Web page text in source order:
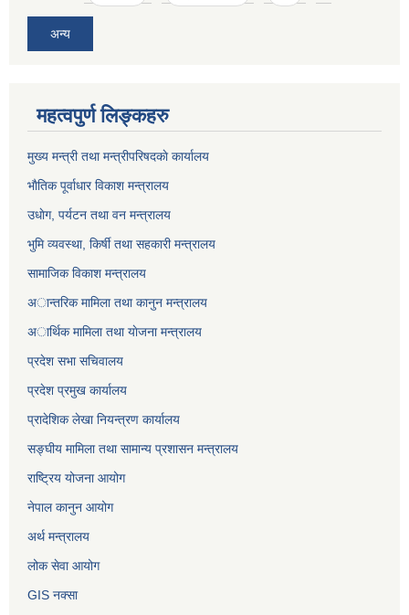
अन्य
महत्वपुर्ण लिङ्कहरु
मुख्य मन्त्री तथा मन्त्रीपरिषदकाे कार्यालय
भाैतिक पूर्वाधार विकाश मन्त्रालय
उधाेग, पर्यटन तथा वन मन्त्रालय
भुमि व्यवस्था, किर्षी तथा सहकारी मन्त्रालय
सामाजिक विकाश मन्त्रालय
अान्तरिक मामिला तथा कानुन मन्त्रालय
अार्थिक मामिला तथा याेजना मन्त्रालय
प्रदेश सभा सचिवालय
प्रदेश प्रमुख कार्यालय
प्रादेशिक लेखा नियन्त्रण कार्यालय
सङ्‍घीय मामिला तथा सामान्य प्रशासन मन्त्रालय
राष्ट्रिय योजना आयोग
नेपाल कानुन आयोग
अर्थ मन्त्रालय
लोक सेवा आयोग
GIS नक्सा